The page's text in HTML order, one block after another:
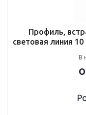
Профиль,
световая линия
В